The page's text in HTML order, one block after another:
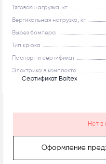
Рекомендуем
Тяговая нагрузка, кг
Вертикальная нагрузка, кг
Вырез бампера
Тип крюка
Паспорт и сертификат
Электрика в комплекте
Сертификат Baltex
Нет в
Оформление